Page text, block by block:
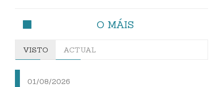
O MÁIS
VISTO ACTUAL
01/08/2026